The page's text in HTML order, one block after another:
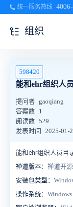
统一服务热线
组织
598420
能和ehr组织人
提问者 gaoqiang
答案数 1
阅读数 529
发表时间
2025-01-
能和ehr组织人员目
禅道版本： 禅道开
安装包类型：
操作系统： Windows